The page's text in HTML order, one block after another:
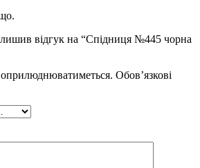
відгук на “Спідниця №445 чорна
Обов’язкові